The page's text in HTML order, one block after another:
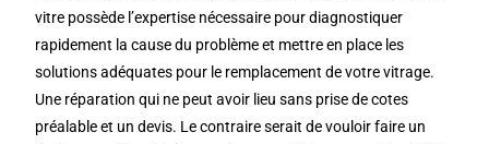
vitre possède l’expertise nécessaire pour diagnostiquer
rapidement la cause du problème et mettre en place les
solutions adéquates pour le remplacement de votre vitrage.
Une réparation qui ne peut avoir lieu sans prise de cotes
préalable et un devis. Le contraire serait de vouloir faire un